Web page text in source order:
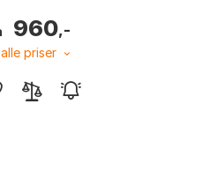
aktiviteter i kjøl...
960,-
priser